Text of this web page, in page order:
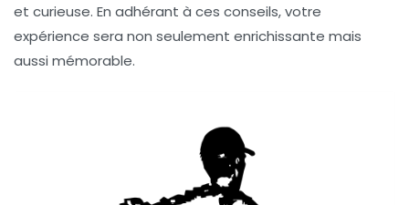
et curieuse. En adhérant à ces conseils, votre
expérience sera non seulement enrichissante mais
aussi mémorable.